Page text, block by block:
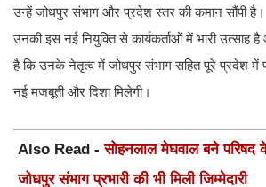
उन्हें जोधपुर संभाग और प्रदेश स्तर की कमान सौंपी है।
उनकी इस नई नियुक्ति से कार्यकर्ताओं में भारी उत्साह
है कि उनके नेतृत्व में जोधपुर संभाग सहित पूरे प्रदेश में
नई मजबूती और दिशा मिलेगी।
Also Read -सोहनलाल मेघवाल बने परिषद
जोधपुर संभाग प्रभारी की भी मिली जिम्मेदारी